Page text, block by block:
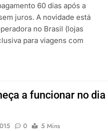
60 dias após a
juros. A novidade está
no Brasil (lojas
para viagens com
a funcionar no dia
0
5 Mins